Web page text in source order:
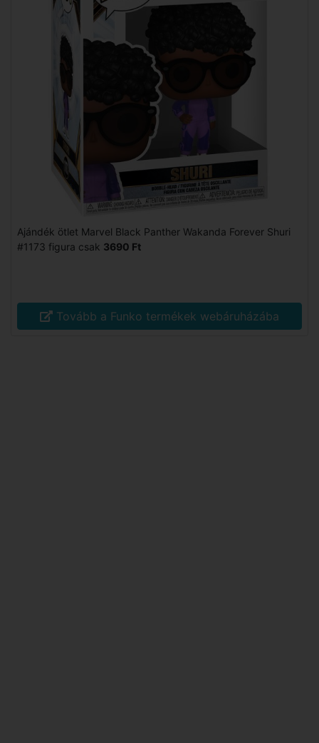
Ajándék ötlet Marvel Black Panther Wakanda Forever Shuri
#1173 figura csak 3690 Ft
Tovább a Funko termékek webáruházába